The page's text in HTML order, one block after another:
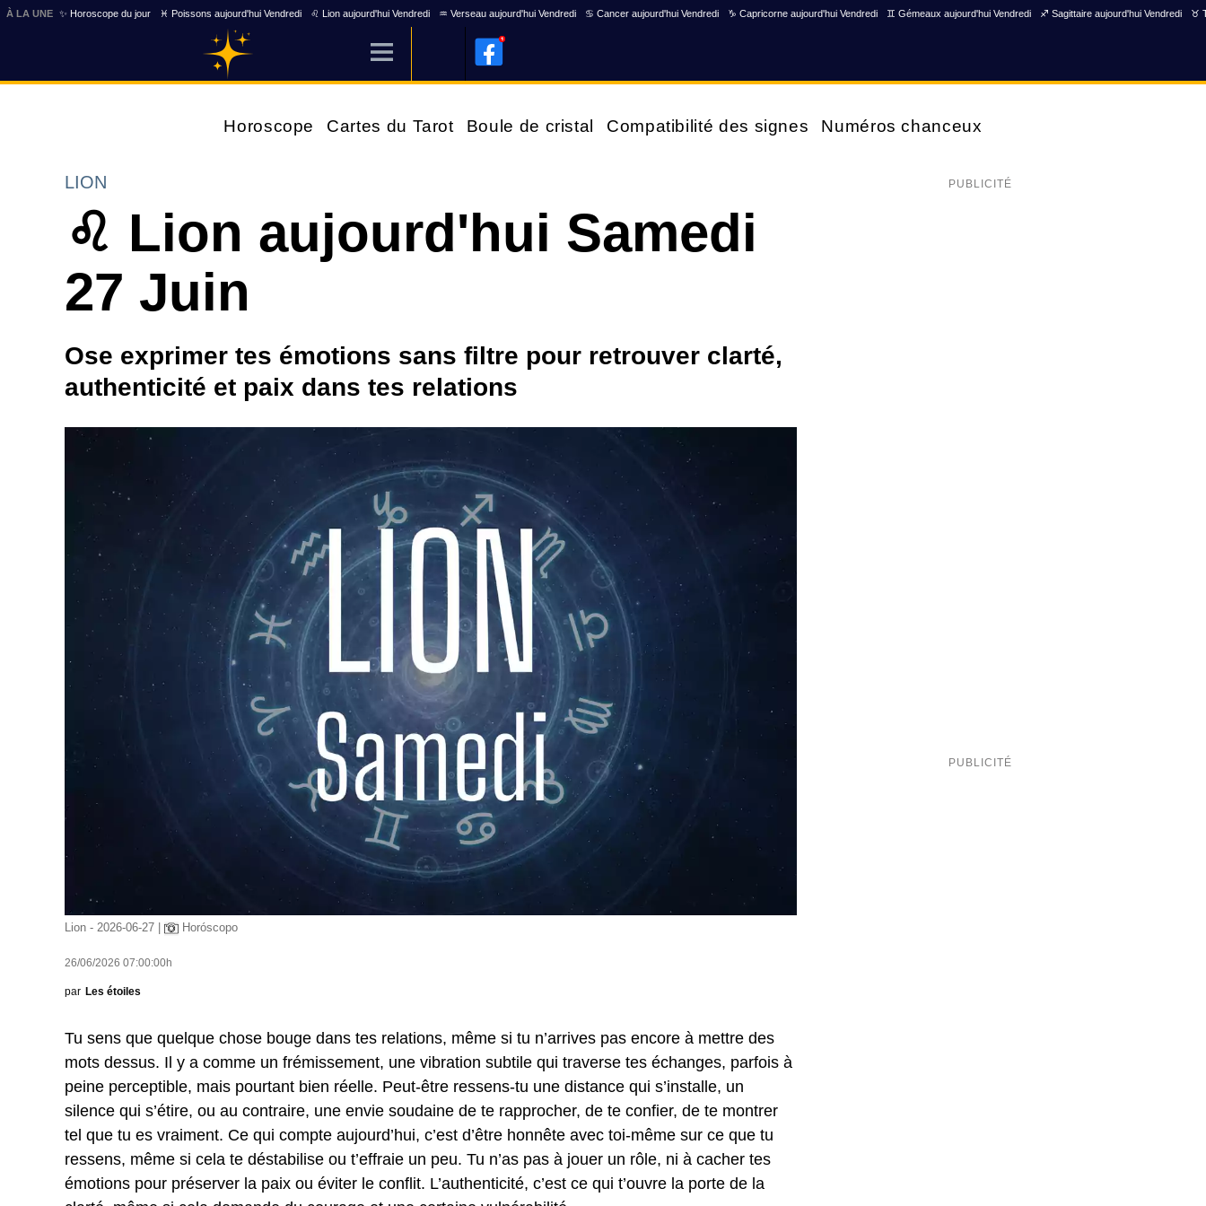
À LA UNE ✨ Horoscope du jour ♓ Poissons aujourd'hui Vendredi ♌ Lion aujourd'hui Vendredi ♒ Verseau aujourd'hui Vendredi ♋ Cancer aujourd'hui Vendredi ♑ Capricorne aujourd'hui Vendredi ♊ Gémeaux aujourd'hui Vendredi ♐ Sagittaire aujourd'hui Vendredi ♉
Horoscope Cartes du Tarot Boule de cristal Compatibilité des signes Numéros chanceux
LION
♌ Lion aujourd'hui Samedi
27 Juin
Ose exprimer tes émotions sans filtre pour retrouver clarté,
authenticité et paix dans tes relations
Lion - 2026-06-27 | Horóscopo
26/06/2026 07:00:00h
par Les étoiles
Tu sens que quelque chose bouge dans tes relations, même si tu n’arrives pas encore à mettre des
mots dessus. Il y a comme un frémissement, une vibration subtile qui traverse tes échanges, parfois à
peine perceptible, mais pourtant bien réelle. Peut-être ressens-tu une distance qui s’installe, un
silence qui s’étire, ou au contraire, une envie soudaine de te rapprocher, de te confier, de te montrer
tel que tu es vraiment. Ce qui compte aujourd’hui, c’est d’être honnête avec toi-même sur ce que tu
ressens, même si cela te déstabilise ou t’effraie un peu. Tu n’as pas à jouer un rôle, ni à cacher tes
émotions pour préserver la paix ou éviter le conflit. L’authenticité, c’est ce qui t’ouvre la porte de la